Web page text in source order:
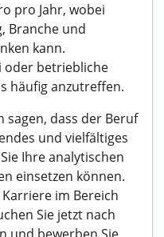
pro Jahr, wobei
Branche und
kann.
oder betriebliche
häufig anzutreffen.
sagen, dass der Beruf
und vielfältiges
Ihre analytischen
einsetzen können.
im Bereich
Sie jetzt nach